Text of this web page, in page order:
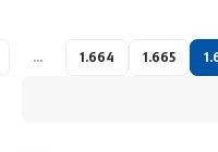
… 1.664 1.665